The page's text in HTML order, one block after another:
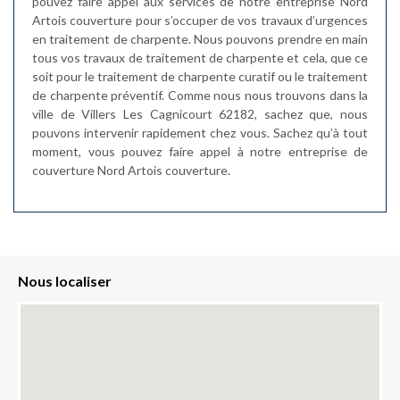
Artois couverture pour s’occuper de vos travaux d’urgences
en traitement de charpente. Nous pouvons prendre en main
tous vos travaux de traitement de charpente et cela, que ce
soit pour le traitement de charpente curatif ou le traitement
de charpente préventif. Comme nous nous trouvons dans la
ville de Villers Les Cagnicourt 62182, sachez que, nous
pouvons intervenir rapidement chez vous. Sachez qu’à tout
moment, vous pouvez faire appel à notre entreprise de
couverture Nord Artois couverture.
Nous localiser